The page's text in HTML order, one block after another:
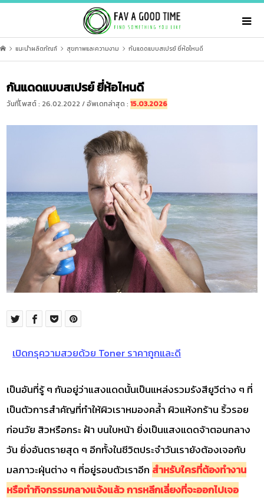
แนะนำผลิตภัณฑ์ สุขภาพและความงาม กันแดดแบบสเปรย์ ยี่ห้อไหนดี
กันแดดแบบสเปรย์ ยี่ห้อไหนดี
วันที่โพสต์ : 26.02.2022 / อัพเดทล่าสุด :15.03.2026
เปิดกรุความสวยด้วย Toner ราคาถูกและดี
เป็นอันที่รู้ ๆ กันอยู่ว่าแสงแดดนั้นเป็นแหล่งรวมรังสียูวีต่าง ๆ ที่
เป็นตัวการสำคัญที่ทำให้ผิวเราหมองคล้ำ ผิวแห้งกร้าน ริ้วรอย
ก่อนวัย สิวหรือกระ ฝ้า บนใบหน้า ยิ่งเป็นแสงแดดจ้าตอนกลาง
วัน ยิ่งอันตรายสุด ๆ อีกทั้งในชีวิตประจำวันเรายังต้องเจอกับ
มลภาวะฝุ่นต่าง ๆ ที่อยู่รอบตัวเราอีก สำหรับใครที่ต้องทำงาน
หรือทำกิจกรรมกลางแจ้งแล้ว การหลีกเลี่ยงที่จะออกไปเจอ